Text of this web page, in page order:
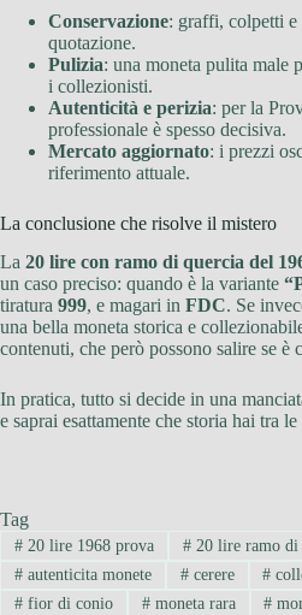
Conservazione: graffi, colpetti e
quotazione.
Pulizia: una moneta pulita male
i collezionisti.
Autenticità e perizia: per la
professionale è spesso decisiva.
Mercato aggiornato: i prezzi
riferimento attuale.
La conclusione che risolve il mistero
La 20 lire con ramo di quercia del
un caso preciso: quando è la variante
tiratura 999, e magari in FDC. Se
una bella moneta storica e
contenuti, che però possono salire se è
In pratica, tutto si decide in una
e saprai esattamente che storia hai tra le
Tag
#20 lire 1968 prova #20 lire ramo di
#autenticita monete #cerere #
#fior di conio #moneta rara #